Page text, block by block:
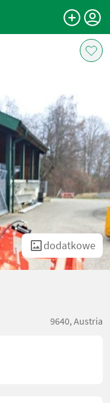
dodatkowe
9640, Austria